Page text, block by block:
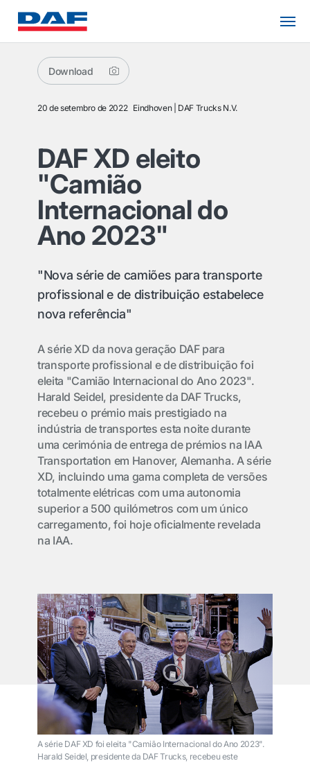
Download
20 de setembro de 2022 Eindhoven DAF Trucks N.V.
DAF XD eleito
"Camião
Internacional do
Ano 2023"
"Nova série de camiões para transporte
profissional e de distribuição estabelece
nova referência"
A série XD da nova geração DAF para
transporte profissional e de distribuição foi
eleita "Camião Internacional do Ano 2023".
Harald Seidel, presidente da DAF Trucks,
recebeu o prémio mais prestigiado na
indústria de transportes esta noite durante
uma cerimónia de entrega de prémios na IAA
Transportation em Hanover, Alemanha. A série
XD, incluindo uma gama completa de versões
totalmente elétricas com uma autonomia
superior a 500 quilómetros com um único
carregamento, foi hoje oficialmente revelada
na IAA.
A série DAF XD foi eleita "Camião Internacional do Ano 2023".
Harald Seidel, presidente da DAF Trucks, recebeu este